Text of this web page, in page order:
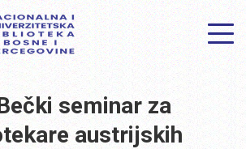
seminar za
austrijskih